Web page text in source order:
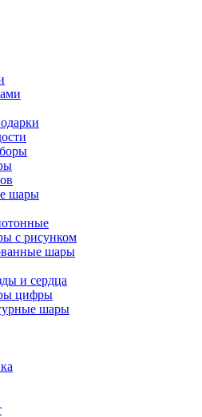
шары
с рисунком
шары
и сердца
цифры
шары